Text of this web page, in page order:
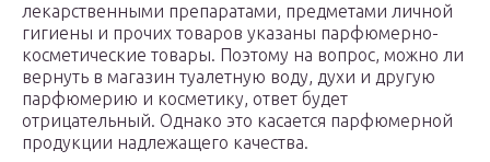
лекарственными препаратами, предметами личной
гигиены и прочих товаров указаны парфюмерно-
косметические товары. Поэтому на вопрос, можно ли
вернуть в магазин туалетную воду, духи и другую
парфюмерию и косметику, ответ будет
отрицательный. Однако это касается парфюмерной
продукции надлежащего качества.